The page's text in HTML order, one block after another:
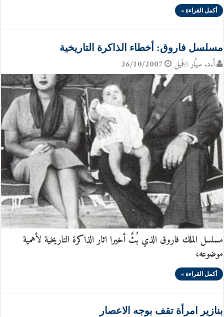
أكمل القراءة »
مسلسل فاروق: أخطاء الذاكرة التاريخية
أ.د. سيّار الجَميل 26/10/2007
مسلسل الملك فاروق الذي بُثَّ أخيرا اثار الذاكرة التاريخية لأهمية
موضوعه،
أكمل القراءة »
بنازير امرأة تقف بوجه الاعصار